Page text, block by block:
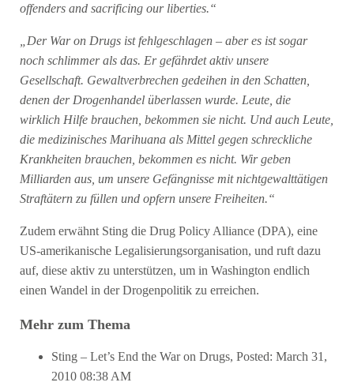
offenders and sacrificing our liberties.“
„Der War on Drugs ist fehlgeschlagen – aber es ist sogar
noch schlimmer als das. Er gefährdet aktiv unsere
Gesellschaft. Gewaltverbrechen gedeihen in den Schatten,
denen der Drogenhandel überlassen wurde. Leute, die
wirklich Hilfe brauchen, bekommen sie nicht. Und auch Leute,
die medizinisches Marihuana als Mittel gegen schreckliche
Krankheiten brauchen, bekommen es nicht. Wir geben
Milliarden aus, um unsere Gefängnisse mit nichtgewalttätigen
Straftätern zu füllen und opfern unsere Freiheiten.“
Zudem erwähnt Sting die Drug Policy Alliance (DPA), eine
US-amerikanische Legalisierungsorganisation, und ruft dazu
auf, diese aktiv zu unterstützen, um in Washington endlich
einen Wandel in der Drogenpolitik zu erreichen.
Mehr zum Thema
Sting – Let’s End the War on Drugs, Posted: March 31,
2010 08:38 AM